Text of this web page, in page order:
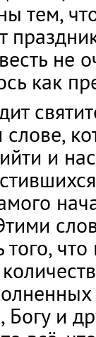
тем,
не
как
и
того,
и